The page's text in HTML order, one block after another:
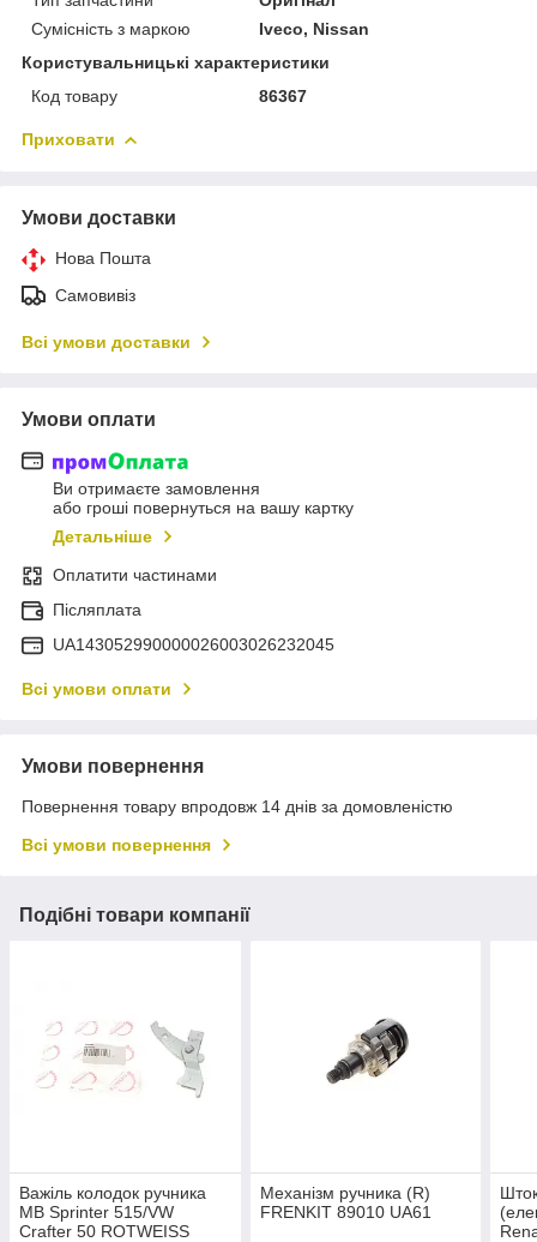
Сумісність з маркою
Iveco, Nissan
Користувальницькі характеристики
Код товару
86367
Приховати
Умови доставки
Нова Пошта
Самовивіз
Всі умови доставки
Умови оплати
Ви отримаєте замовлення
або гроші повернуться на вашу картку
Детальніше
Оплатити частинами
Післяплата
UA143052990000026003026232045
Всі умови оплати
Умови повернення
Повернення товару впродовж 14 днів за домовленістю
Всі умови повернення
Подібні товари компанії
Важіль колодок ручника
MB Sprinter 515/VW
Crafter 50 ROTWEISS
Механізм ручника (R)
FRENKIT 89010 UA61